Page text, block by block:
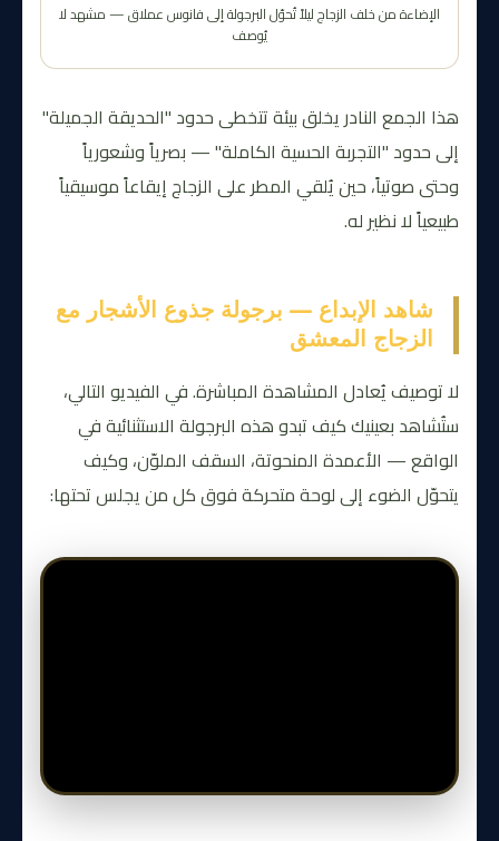
الإضاءة من خلف الزجاج ليلاً تُحوّل البرجولة إلى فانوس عملاق — مشهد لا
يُوصف
هذا الجمع النادر يخلق بيئة تتخطى حدود "الحديقة الجميلة"
إلى حدود "التجربة الحسية الكاملة" — بصرياً وشعورياً
وحتى صوتياً، حين يُلقي المطر على الزجاج إيقاعاً موسيقياً
طبيعياً لا نظير له.
شاهد الإبداع — برجولة جذوع الأشجار مع
الزجاج المعشق
لا توصيف يُعادل المشاهدة المباشرة. في الفيديو التالي،
ستُشاهد بعينيك كيف تبدو هذه البرجولة الاستثنائية في
الواقع — الأعمدة المنحوتة، السقف الملوّن، وكيف
يتحوّل الضوء إلى لوحة متحركة فوق كل من يجلس تحتها: